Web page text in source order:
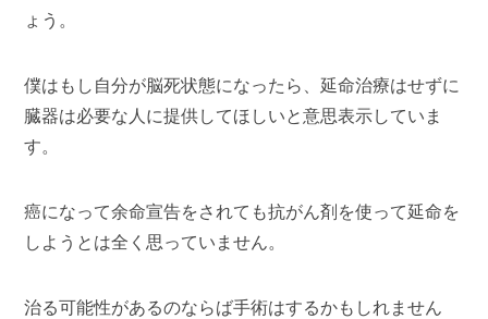
ょう。
僕はもし自分が脳死状態になったら、延命治療はせずに
臓器は必要な人に提供してほしいと意思表示していま
す。
癌になって余命宣告をされても抗がん剤を使って延命を
しようとは全く思っていません。
治る可能性があるのならば手術はするかもしれません